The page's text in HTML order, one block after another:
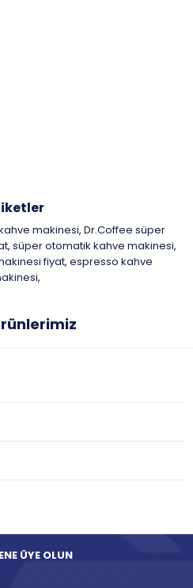
makinesi, Dr.Coffee süper
, süper otomatik kahve makinesi,
fiyat, espresso kahve
,
ÜYE OLUN